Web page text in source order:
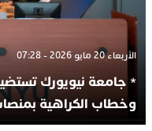
الأربعاء 20 مايو 2026 - 07:28
* جامعة نيويورك
وخطاب الكراهية